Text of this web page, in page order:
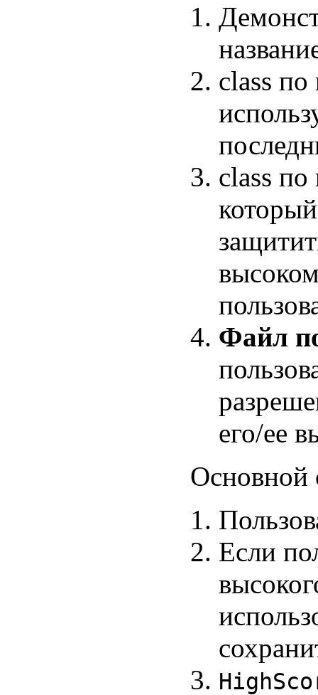
class
class
Файл
его/ее
Основной
Если